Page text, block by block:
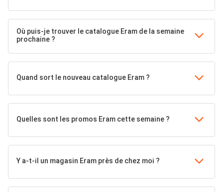
Où puis-je trouver le catalogue Eram de la semaine
prochaine ?
Quand sort le nouveau catalogue Eram ?
Quelles sont les promos Eram cette semaine ?
Y a-t-il un magasin Eram près de chez moi ?